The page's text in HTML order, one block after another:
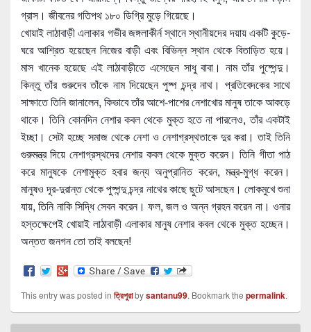
গ্রাস। জীবনের গতিপথ ১৮০ ডিগ্রি মুড়ে গিয়েছে।
খোয়াই লাঠাবাড়ী এলাকার গভীর জঙ্গলাকীর্ন স্থানে স্থানীয়দের দয়ায় একটি কুড়ে-
ঘরে আশ্রিত হয়েছেন নিজের বাড়ী এবং বিভিন্ন স্থান থেকে বিতাড়িত হয়ে।
মাস খানেক হয়েছে এই লাঠাবাড়ীতে এসেছেন সাধু বাবা। নাম তাঁর পুষ্পেন্দু।
কিন্তু তাঁর গুরুদেব তাঁকে নাম দিয়েছেন পুষ্প চন্দ্র নাথ। প্রতিবেদকের সাথে
সাক্ষাতে তিনি জানালেন, কিভাবে তাঁর আশে-পাশের নেশাখোর মানুষ তাকে আকড়ে
থাকে। তিনি কোনদিন নেশার কবল থেকে মুক্ত হতে না পারলেও, তাঁর একটাই
ইচ্ছা। সেটা হচ্ছে সমাজ থেকে নেশা ও নেশাগ্রস্থতাকে দুর করা। তাই তিনি
গুরুমন্ত্র দিয়ে নেশাগ্রস্থদের নেশার কবল থেকে মুক্ত করেন। তিনি গীতা পাঠ
করে মানুষকে নেশামুক্ত হবার জন্য অনুপ্রানিত করেন, মন্ত্র-মুগ্ধ করেন।
মানুষও দূর-দুরান্ত থেকে পুষ্পন্দু চন্দ্র নাথের কাছে ছুটে আসছেন। লোকমুখে শুনা
যায়, তিনি নাকি সিদ্ধি সেবন করেন। ফল, জল ও অন্ন গ্রহন করেন না। ওনার
হস্তক্ষেপেই খোয়াই লাঠাবাড়ী এলাকার মানুষ নেশার কবল থেকে মুক্ত হচ্ছেন।
অন্তত জনগন তো তাই বলছেন!
This entry was posted in ত্রিপুরাbysantanu99. Bookmark the permalink.